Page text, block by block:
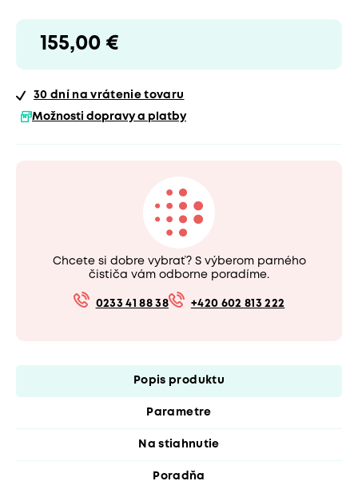
155,00 €
30 dní na vrátenie tovaru
Možnosti dopravy a platby
Chcete si dobre vybrať? S výberom parného
čističa vám odborne poradíme.
0233 41 88 38 +420 602 813 222
Popis produktu
Parametre
Na stiahnutie
Poradňa